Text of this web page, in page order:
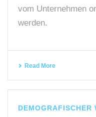
vom Unternehmen
werden.
Read More
DEMOGRAFISCHER